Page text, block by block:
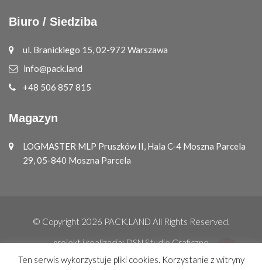
Biuro / Siedziba
ul. Branickiego 15, 02-972 Warszawa
info@pack.land
+48 506 857 815
Magazyn
LOGMASTER MLP Pruszków II, Hala C-4 Moszna Parcela
29, 05-840 Moszna Parcela
© Copyright 2026 PACK.LAND All Rights Reserved.
projekt i realizacja:DSN Studio Graficzne
Ten serwis wykorzystuje pliki cookies. Korzystanie z witryny